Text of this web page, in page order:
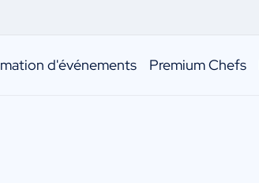
d'événements Premium Chefs